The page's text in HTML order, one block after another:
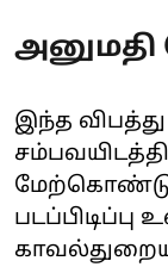
இந்த விபத்து
மேற்கொண்டு